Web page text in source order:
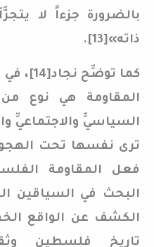
بالضرورة جزءاً لا
ذاته»[13].
كما
المقاومة هي نوع
السياسيِّ والاجتماعيِّ
ترى نفسها تحت
فعل المقاومة
البحث في السياقين
الكشف عن الواقع
تاريخ فلسطين